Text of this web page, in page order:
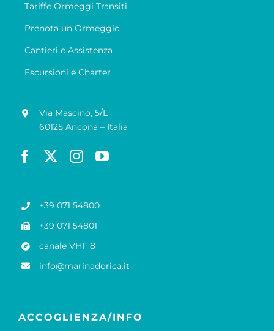
Tariffe Ormeggi Transiti
Prenota un Ormeggio
Cantieri e Assistenza
Escursioni e Charter
Via Mascino, 5/L
60125 Ancona – Italia
+39 071 54800
+39 071 54801
canale VHF 8
info@marinadorica.it
ACCOGLIENZA/INFO